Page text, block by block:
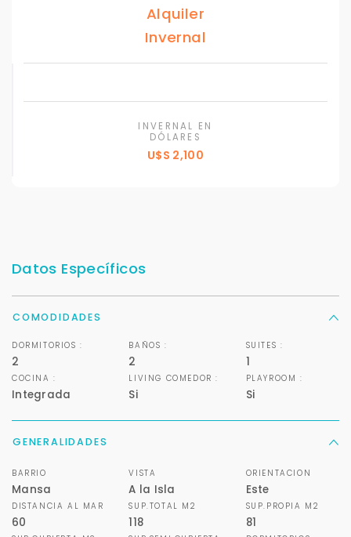
Alquiler
Invernal
INVERNAL EN
DÓLARES
U$S 2,100
Datos Específicos
COMODIDADES
DORMITORIOS :
2
BAÑOS :
2
SUITES :
1
COCINA :
Integrada
LIVING COMEDOR :
Si
PLAYROOM :
Si
GENERALIDADES
BARRIO
Mansa
VISTA
A la Isla
ORIENTACION
Este
DISTANCIA AL MAR
60
SUP.TOTAL M2
118
SUP.PROPIA M2
81
Para responderte
mejor y más rápido
Déjanos tus datos para identificar tu consulta en el
sistema de gestión de clientes.